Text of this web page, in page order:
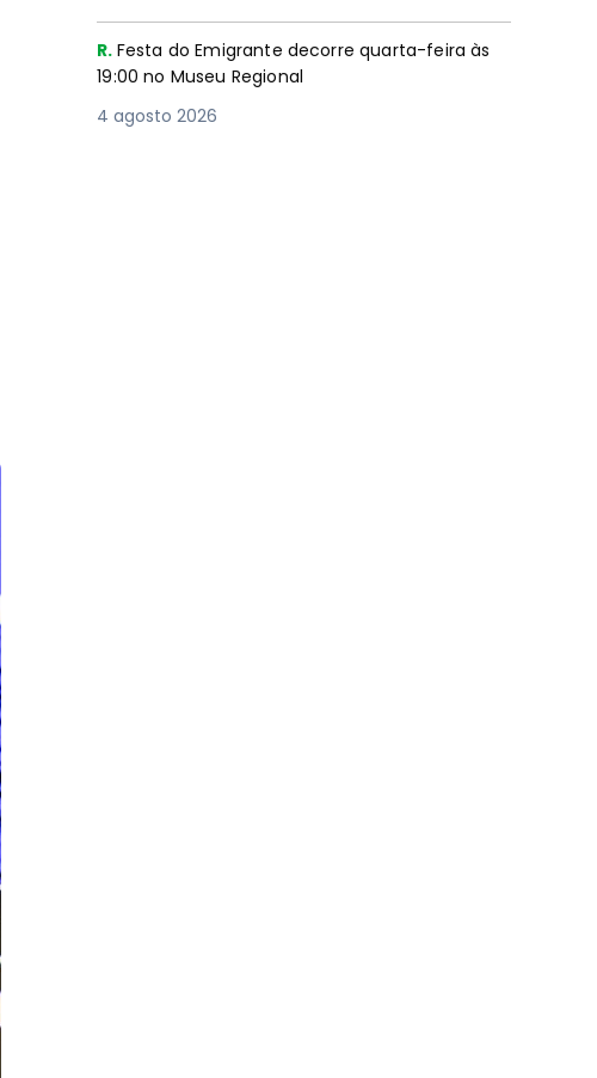
R. Festa do Emigrante decorre quarta-feira às
19:00 no Museu Regional
4 agosto 2026